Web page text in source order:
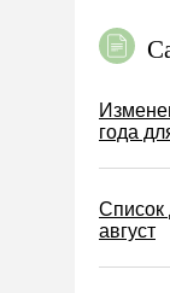
года
Список
август